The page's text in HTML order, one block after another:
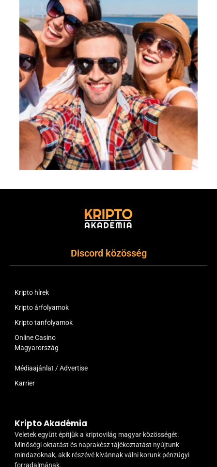
Discord közösség
Kripto hírek
Kripto árfolyamok
Kripto tanfolyamok
Online Casino
Magyarország
Médiaajánlat / Advertise
Karrier
Kripto Akadémia
Veletek együtt építjük a kriptovilág magyar közösségét.
Minőségi oktatást és naprakész tájékoztatást nyújtunk
mindazoknak, akik részévé kívánnak válni korunk pénzügyi
forradalmának.